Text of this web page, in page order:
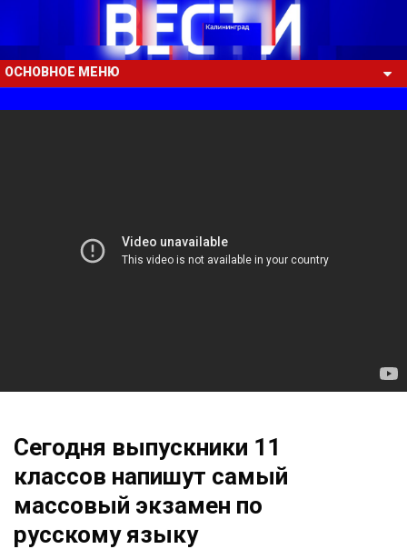
ОСНОВНОЕ МЕНЮ
Сегодня выпускники 11
классов напишут самый
массовый экзамен по
русскому языку